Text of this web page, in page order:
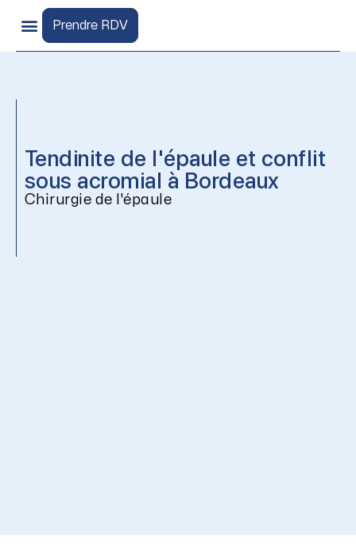
Prendre RDV
Tendinite de l'épaule et conflit
sous acromial à Bordeaux
Chirurgie de l'épaule